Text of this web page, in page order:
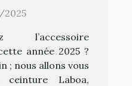
l’accessoire
année 2025 ?
; nous allons vous
Laboa,